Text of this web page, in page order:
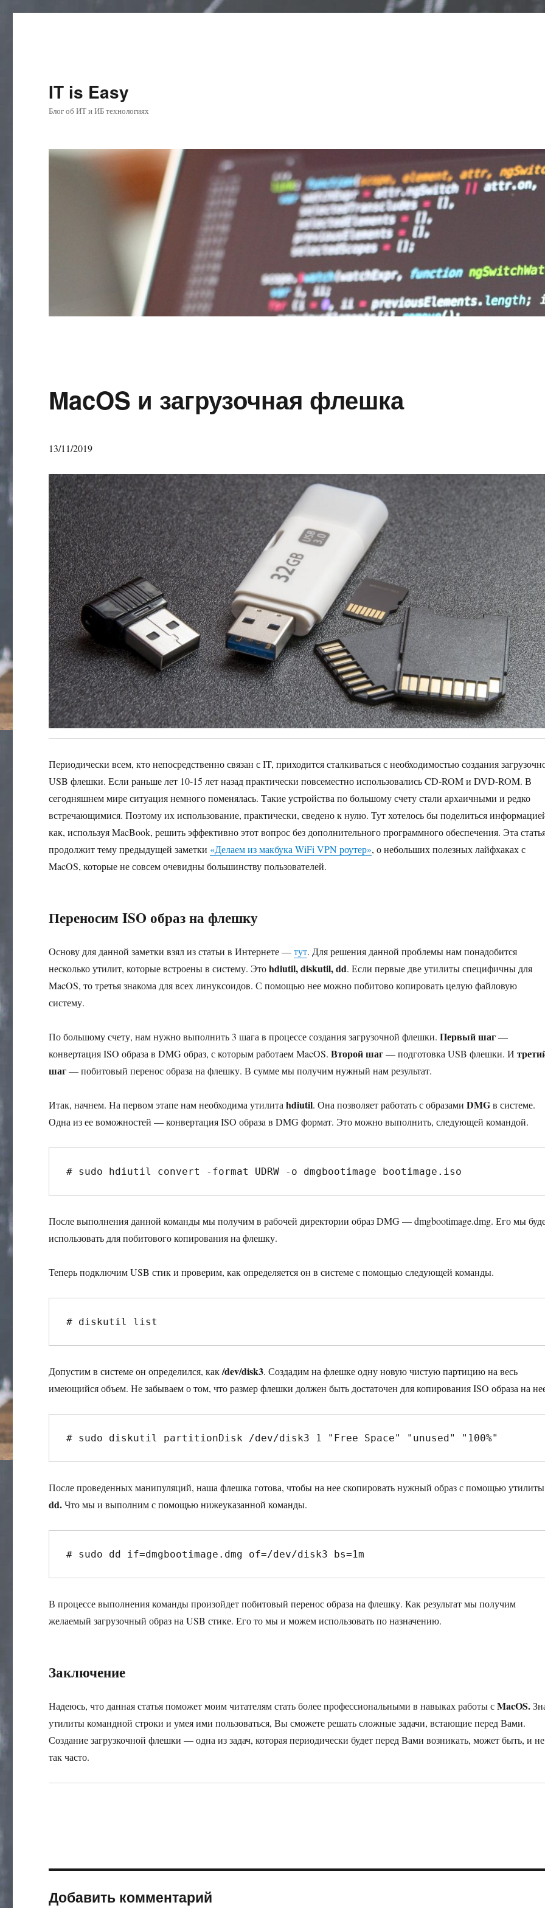
IT is Easy
Блог об ИТ и ИБ технологиях
MacOS и загрузочная флешка
13/11/2019
Периодически всем, кто непосредственно связан с IT, приходится сталкиваться с необходимостью создания
USB флешки. Если раньше лет 10-15 лет назад практически повсеместно использовались CD-ROM и DVD-ROM. В
сегодняшнем мире ситуация немного поменялась. Такие устройства по большому счету стали архаичными и редко
встречающимися. Поэтому их использование, практически, сведено к нулю. Тут хотелось бы поделиться
как, используя MacBook, решить эффективно этот вопрос без дополнительного программного обеспечения. Эта
продолжит тему предыдущей заметки «Делаем из макбука WiFi VPN роутер», о небольших полезных лайфхаках с
MacOS, которые не совсем очевидны большинству пользователей.
Переносим ISO образ на флешку
Основу для данной заметки взял из статьи в Интернете —тут. Для решения данной проблемы нам понадобится
несколько утилит, которые встроены в систему. Этоhdiutil, diskutil, dd. Если первые две утилиты специфичны для
MacOS, то третья знакома для всех линуксоидов. С помощью нее можно побитово копировать целую файловую
систему.
По большому счету, нам нужно выполнить 3 шага в процессе создания загрузочной флешки.Первый шаг—
конвертация ISO образа в DMG образ, с которым работаем MacOS.Второй шаг— подготовка USB флешки. И
шаг— побитовый перенос образа на флешку. В сумме мы получим нужный нам результат.
Итак, начнем. На первом этапе нам необходима утилитаhdiutil. Она позволяет работать с образамиDMGв системе.
Одна из ее воможностей — конвертация ISO образа в DMG формат. Это можно выполнить, следующей командой.
# sudo hdiutil convert -format UDRW -o dmgbootimage bootimage.iso
После выполнения данной команды мы получим в рабочей директории образ DMG — dmgbootimage.dmg. Его мы
использовать для побитового копирования на флешку.
Теперь подключим USB стик и проверим, как определяется он в системе с помощью следующей команды.
# diskutil list
Допустим в системе он определился, как/dev/disk3. Создадим на флешке одну новую чистую партицию на весь
имеющийся объем. Не забываем о том, что размер флешки должен быть достаточен для копирования ISO образа на
# sudo diskutil partitionDisk /dev/disk3 1 "Free Space" "unused" "100%"
После проведенных манипуляций, наша флешка готова, чтобы на нее скопировать нужный образ с помощью утилиты
dd.Что мы и выполним с помощью нижеуказанной команды.
# sudo dd if=dmgbootimage.dmg of=/dev/disk3 bs=1m
В процессе выполнения команды произойдет побитовый перенос образа на флешку. Как результат мы получим
желаемый загрузочный образ на USB стике. Его то мы и можем использовать по назначению.
Заключение
Надеюсь, что данная статья поможет моим читателям стать более профессиональными в навыках работы сMacOS.
утилиты командной строки и умея ими пользоваться, Вы сможете решать сложные задачи, встающие перед Вами.
Создание загрузкочной флешки — одна из задач, которая периодически будет перед Вами возникать, может быть, и не
так часто.
Добавить комментарий